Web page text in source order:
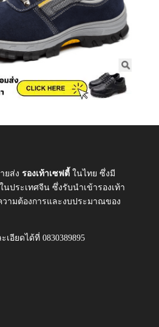
ยส่ง รองเท้าเซฟตี้ ในไทย ซึ่งมี
ประเทศจีน ซึ่งรับนำเข้ารองเท้า
ามต้องการและงบประมาณของ
อียดได้ที่ 0830389895